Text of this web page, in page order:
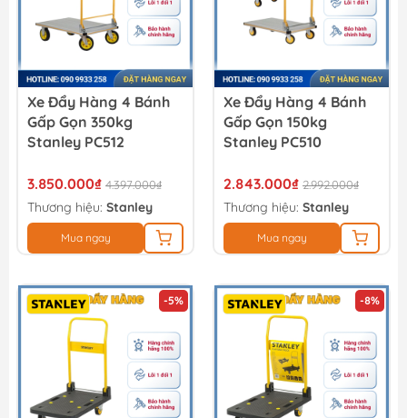
Xe Đẩy Hàng 4 Bánh
Gấp Gọn 350kg
Stanley PC512
3.850.000₫ 4.397.000₫
Thương hiệu: Stanley
Mua ngay
Xe Đẩy Hàng 4 Bánh
Gấp Gọn 150kg
Stanley PC510
2.843.000₫ 2.992.000₫
Thương hiệu: Stanley
Mua ngay
-5% -8%